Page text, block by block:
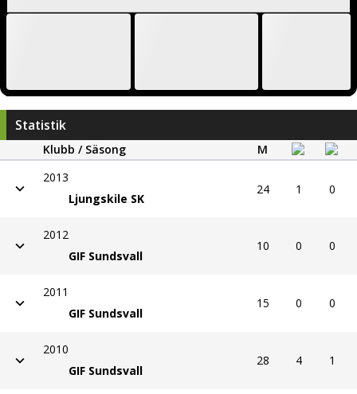
Statistik
Klubb / Säsong
M
2013
Ljungskile SK
24 1 0
2012
GIF Sundsvall
10 0 0
2011
GIF Sundsvall
15 0 0
2010
GIF Sundsvall
28 4 1